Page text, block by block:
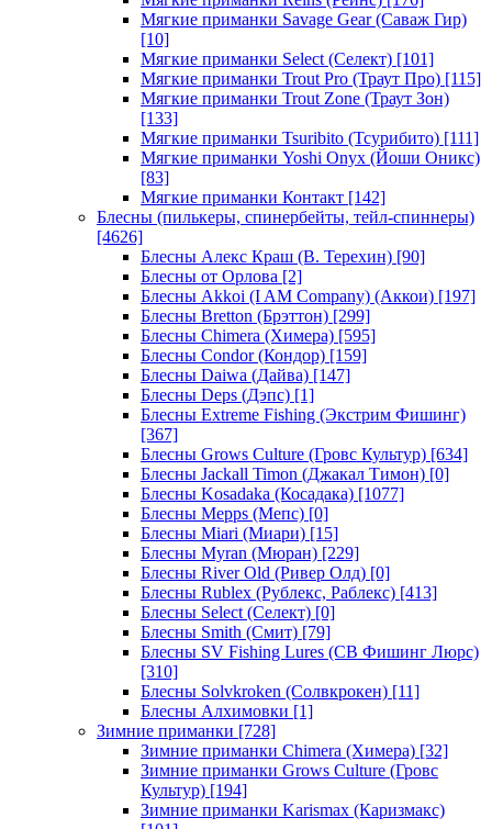
Мягкие приманки Savage Gear (Саваж Гир)
[10]
Мягкие приманки Select (Селект) [101]
Мягкие приманки Trout Pro (Траут Про) [115]
Мягкие приманки Trout Zone (Траут Зон)
[133]
Мягкие приманки Tsuribito (Тсурибито) [111]
Мягкие приманки Yoshi Onyx (Йоши Оникс)
[83]
Мягкие приманки Контакт [142]
Блесны (пилькеры, спинербейты, тейл-спиннеры)
[4626]
Блесны Алекс Краш (В. Терехин) [90]
Блесны от Орлова [2]
Блесны Akkoi (I AM Company) (Аккои) [197]
Блесны Bretton (Брэттон) [299]
Блесны Chimera (Химера) [595]
Блесны Condor (Кондор) [159]
Блесны Daiwa (Дайва) [147]
Блесны Deps (Дэпс) [1]
Блесны Extreme Fishing (Экстрим Фишинг)
[367]
Блесны Grows Culture (Гровс Культур) [634]
Блесны Jackall Timon (Джакал Тимон) [0]
Блесны Kosadaka (Косадака) [1077]
Блесны Mepps (Мепс) [0]
Блесны Miari (Миари) [15]
Блесны Myran (Мюран) [229]
Блесны River Old (Ривер Олд) [0]
Блесны Rublex (Рублекс, Раблекс) [413]
Блесны Select (Селект) [0]
Блесны Smith (Смит) [79]
Блесны SV Fishing Lures (СВ Фишинг Люрс)
[310]
Блесны Solvkroken (Солвкрокен) [11]
Блесны Алхимовки [1]
Зимние приманки [728]
Зимние приманки Chimera (Химера) [32]
Зимние приманки Grows Culture (Гровс
Культур) [194]
Зимние приманки Karismax (Каризмакс)